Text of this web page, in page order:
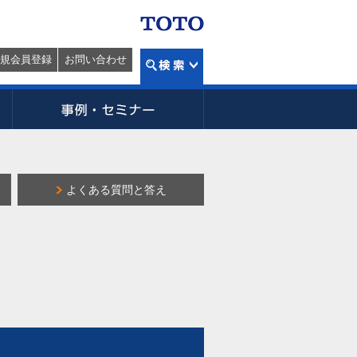
会員登録 お問い合わせ
よくある質問と答え